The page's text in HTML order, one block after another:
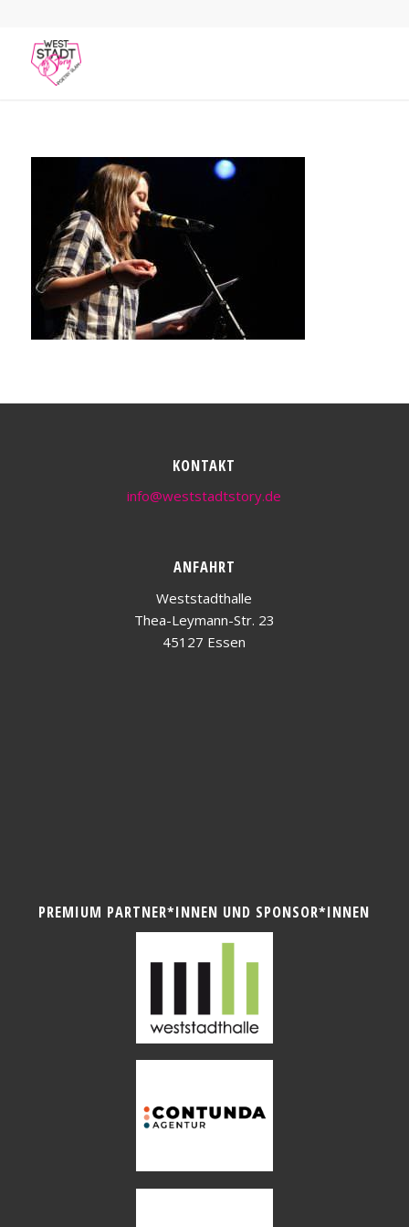
KONTAKT
info@weststadtstory.de
ANFAHRT
Weststadthalle
Thea-Leymann-Str. 23
45127 Essen
PREMIUM PARTNER*INNEN UND SPONSOR*INNEN